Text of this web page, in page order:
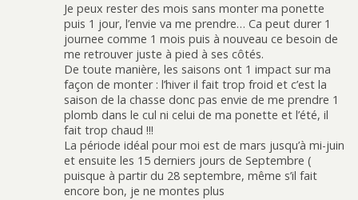
Je peux rester des mois sans monter ma ponette
puis 1 jour, l’envie va me prendre… Ca peut durer 1
journee comme 1 mois puis à nouveau ce besoin de
me retrouver juste à pied à ses côtés.
De toute manière, les saisons ont 1 impact sur ma
façon de monter : l’hiver il fait trop froid et c’est la
saison de la chasse donc pas envie de me prendre 1
plomb dans le cul ni celui de ma ponette et l’été, il
fait trop chaud !!!
La période idéal pour moi est de mars jusqu’à mi-juin
et ensuite les 15 derniers jours de Septembre (
puisque à partir du 28 septembre, même s’il fait
encore bon, je ne montes plus